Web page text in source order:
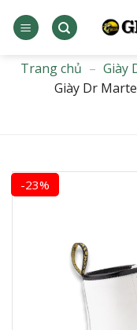
qua
dungTrang chủ – Giày
Giày Dr
-23%